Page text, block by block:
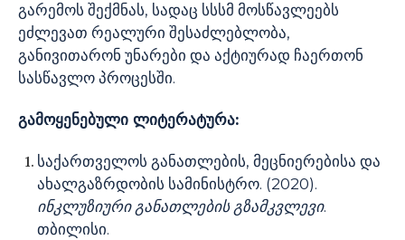
გარემოს შექმნას, სადაც სსსმ მოსწავლეებს
ეძლევათ რეალური შესაძლებლობა,
განივითარონ უნარები და აქტიურად ჩაერთონ
სასწავლო პროცესში.
გამოყენებული ლიტერატურა:
საქართველოს განათლების, მეცნიერებისა და
ახალგაზრდობის სამინისტრო. (2020).
ინკლუზიური განათლების გზამკვლევი.
თბილისი.